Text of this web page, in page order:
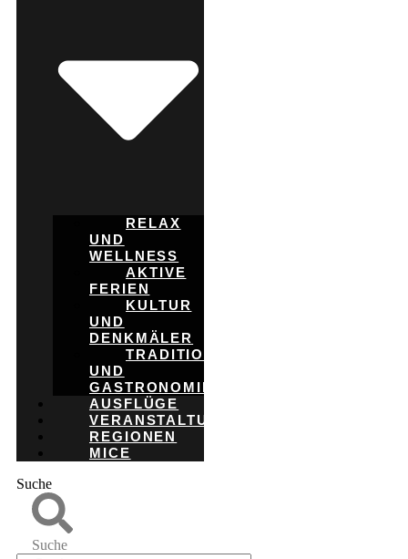
RELAX
UND
WELLNESS
AKTIVE
FERIEN
KULTUR
UND
DENKMÄLER
TRADITION
UND
GASTRONOMIE
AUSFLÜGE
VERANSTALTUNGEN
REGIONEN
MICE
Suche
Suche